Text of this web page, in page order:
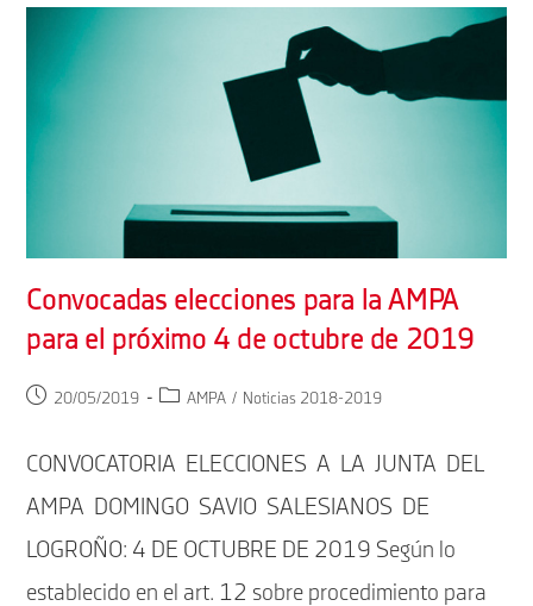
Convocadas elecciones para la AMPA
para el próximo 4 de octubre de 2019
Publicación
entrada:
20/05/2019
Categoría
entrada:
AMPA / Noticias 2018-2019
CONVOCATORIA ELECCIONES A LA JUNTA DEL
AMPA DOMINGO SAVIO SALESIANOS DE
LOGROÑO: 4 DE OCTUBRE DE 2019 Según lo
establecido en el art. 12 sobre procedimiento para